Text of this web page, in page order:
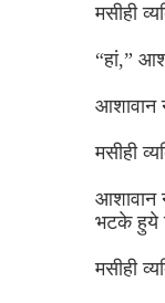
मसीही
“हां,”
आशावान
मसीही
आशावान
भटके हुये
मसीही